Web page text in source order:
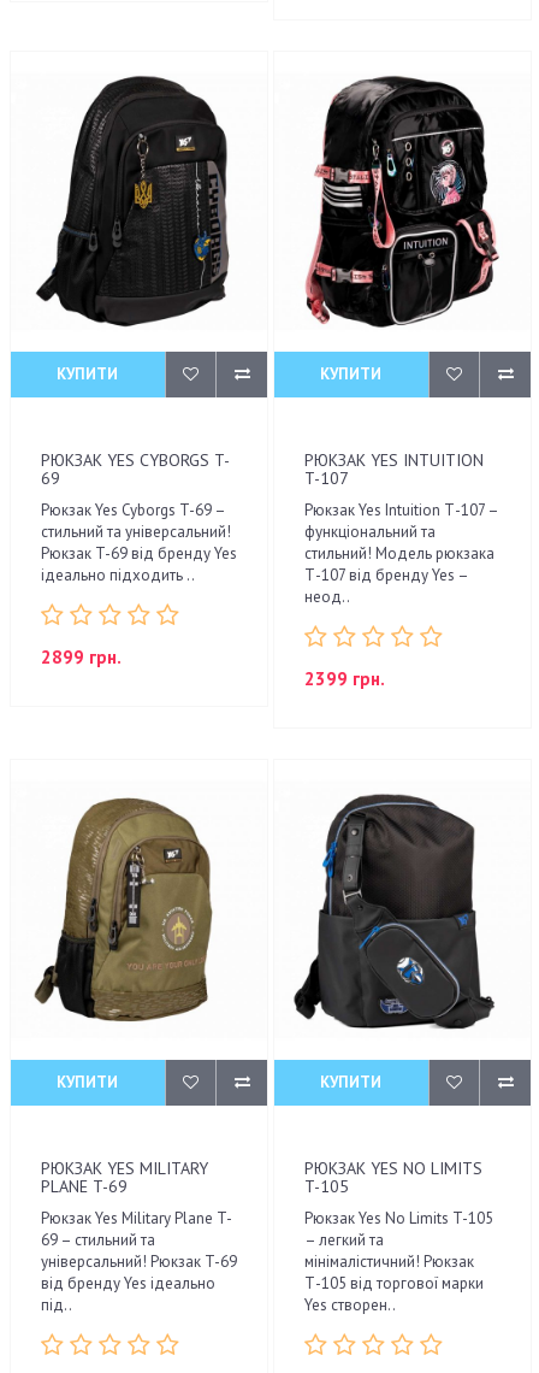
КУПИТИ
РЮКЗАК YES CYBORGS T-
69
Рюкзак Yes Cyborgs T-69 –
стильний та універсальний!
Рюкзак T-69 від бренду Yes
ідеально підходить ..
2899 грн.
КУПИТИ
РЮКЗАК YES INTUITION
T-107
Рюкзак Yes Intuition Т-107 –
функціональний та
стильний! Модель рюкзака
Т-107 від бренду Yes –
неод..
2399 грн.
КУПИТИ
РЮКЗАК YES MILITARY
PLANE T-69
Рюкзак Yes Military Plane T-
69 – стильний та
універсальний! Рюкзак T-69
від бренду Yes ідеально
під..
КУПИТИ
РЮКЗАК YES NO LIMITS
T-105
Рюкзак Yes No Limits T-105
– легкий та
мінімалістичний! Рюкзак
Т-105 від торгової марки
Yes створен..